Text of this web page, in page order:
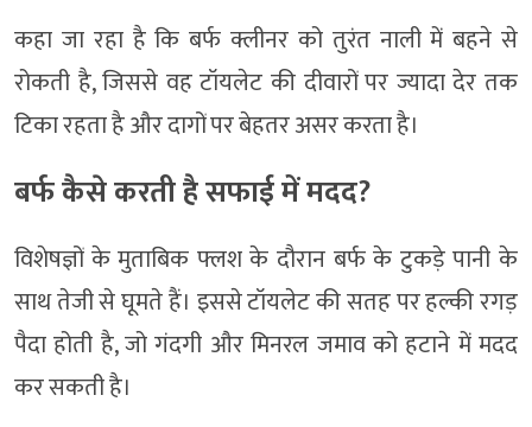
कहा जा रहा है कि बर्फ क्लीनर को तुरंत नाली में बहने से
रोकती है, जिससे वह टॉयलेट की दीवारों पर ज्यादा देर तक
टिका रहता है और दागों पर बेहतर असर करता है।
बर्फ कैसे करती है सफाई में मदद?
विशेषज्ञों के मुताबिक फ्लश के दौरान बर्फ के टुकड़े पानी के
साथ तेजी से घूमते हैं। इससे टॉयलेट की सतह पर हल्की रगड़
पैदा होती है, जो गंदगी और मिनरल जमाव को हटाने में मदद
कर सकती है।